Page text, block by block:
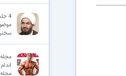
4
مجله Men's Fitness South Africa دسامبر 2020